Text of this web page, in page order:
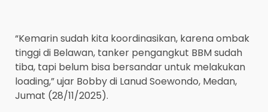
“Kemarin sudah kita koordinasikan, karena ombak
tinggi di Belawan, tanker pengangkut BBM sudah
tiba, tapi belum bisa bersandar untuk melakukan
loading,” ujar Bobby di Lanud Soewondo, Medan,
Jumat (28/11/2025).